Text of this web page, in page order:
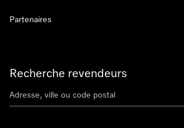
Recherche revendeurs
Partenaires